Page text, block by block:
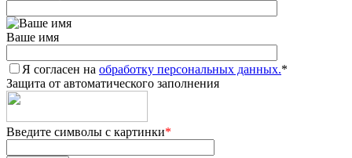
Ваше имя
Я согласен на обработку персональных данных.*
Защита от автоматического заполнения
Введите символы с картинки*